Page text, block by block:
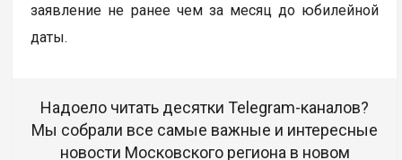
заявление не ранее чем за месяц до юбилейной
даты.
Надоело читать десятки Telegram-каналов?
Мы собрали все самые важные и интересные
новости Московского региона в новом